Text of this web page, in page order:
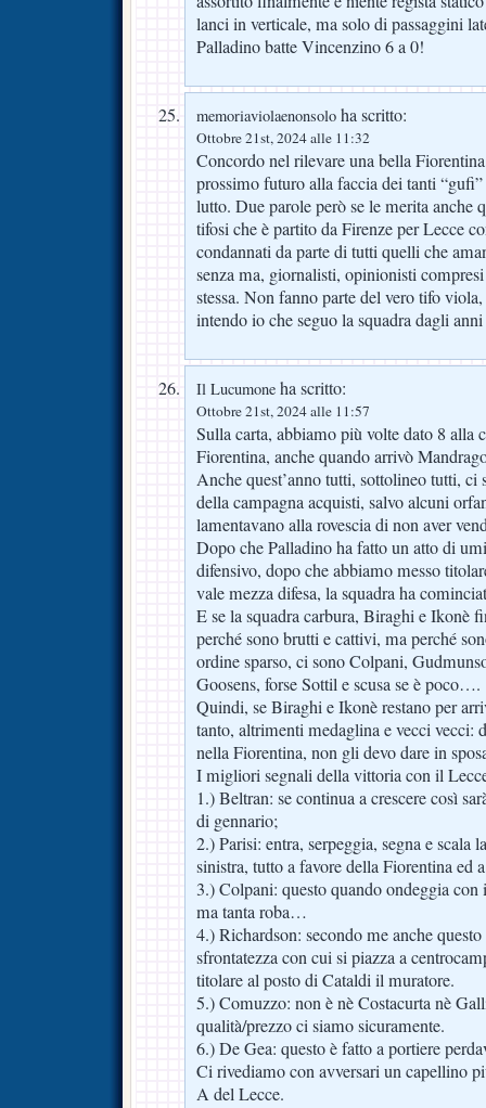
lanci in verticale, ma solo di passaggini
Palladino batte Vincenzino 6 a 0!
memoriaviolaenonsolo ha scritto:
Ottobre 21st, 2024 alle 11:32
Concordo nel rilevare una bella
prossimo futuro alla faccia dei tanti
lutto. Due parole però se le merita anche
tifosi che è partito da Firenze per Lecce
condannati da parte di tutti quelli che
senza ma, giornalisti, opinionisti
stessa. Non fanno parte del vero tifo
intendo io che seguo la squadra dagli anni
Il Lucumone ha scritto:
Ottobre 21st, 2024 alle 11:57
Sulla carta, abbiamo più volte dato 8 alla
Fiorentina, anche quando arrivò
Anche quest’anno tutti, sottolineo tutti,
della campagna acquisti, salvo alcuni
lamentavano alla rovescia di non aver
Dopo che Palladino ha fatto un atto di
difensivo, dopo che abbiamo messo
vale mezza difesa, la squadra ha
E se la squadra carbura, Biraghi e Ikonè
perché sono brutti e cattivi, ma perché
ordine sparso, ci sono Colpani,
Goosens, forse Sottil e scusa se è poco….
Quindi, se Biraghi e Ikonè restano per
tanto, altrimenti medaglina e vecci vecci:
nella Fiorentina, non gli devo dare in
I migliori segnali della vittoria con il
1.) Beltran: se continua a crescere così
di gennario;
2.) Parisi: entra, serpeggia, segna e scala
sinistra, tutto a favore della Fiorentina ed
3.) Colpani: questo quando ondeggia
ma tanta roba…
4.) Richardson: secondo me anche
sfrontatezza con cui si piazza a
titolare al posto di Cataldi il muratore.
5.) Comuzzo: non è nè Costacurta nè
qualità/prezzo ci siamo sicuramente.
6.) De Gea: questo è fatto a portiere
Ci rivediamo con avversari un capellino
A del Lecce.